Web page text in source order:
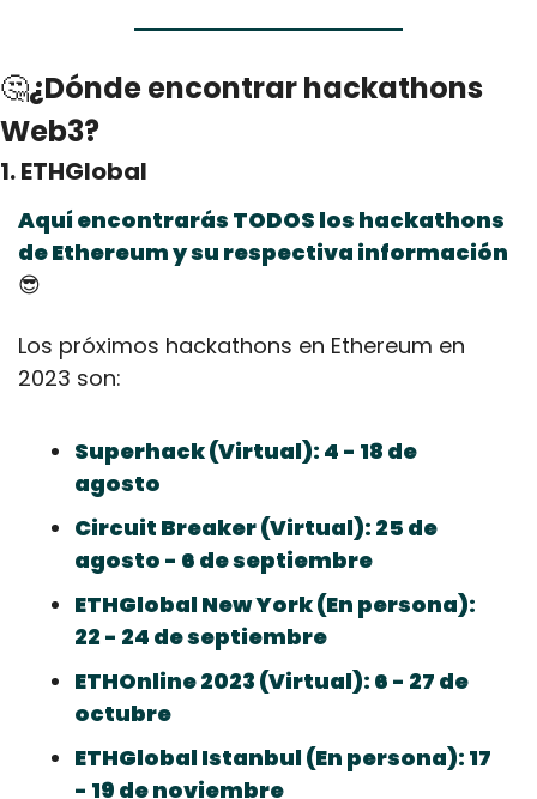
🤔¿Dónde encontrar hackathons
Web3?
1. ETHGlobal
Aquí encontrarás TODOS los hackathons
de Ethereum y su respectiva información
😎
Los próximos hackathons en Ethereum en
2023 son:
Superhack (Virtual): 4 - 18 de
agosto
Circuit Breaker (Virtual): 25 de
agosto - 6 de septiembre
ETHGlobal New York (En persona):
22 - 24 de septiembre
ETHOnline 2023 (Virtual): 6 - 27 de
octubre
ETHGlobal Istanbul (En persona): 17
- 19 de noviembre